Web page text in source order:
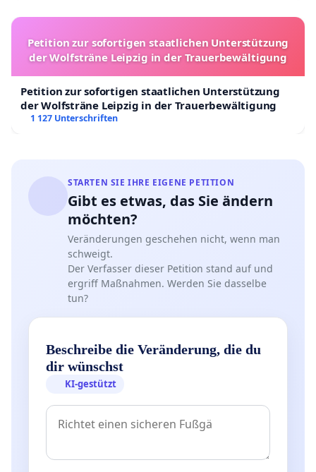
Petition zur sofortigen staatlichen Unterstützung
der Wolfsträne Leipzig in der Trauerbewältigung
Petition zur sofortigen staatlichen Unterstützung
der Wolfsträne Leipzig in der Trauerbewältigung
1 127 Unterschriften
STARTEN SIE IHRE EIGENE PETITION
Gibt es etwas, das Sie ändern
möchten?
Veränderungen geschehen nicht, wenn man
schweigt.
Der Verfasser dieser Petition stand auf und
ergriff Maßnahmen. Werden Sie dasselbe
tun?
Beschreibe die Veränderung, die du
dir wünschst
KI-gestützt